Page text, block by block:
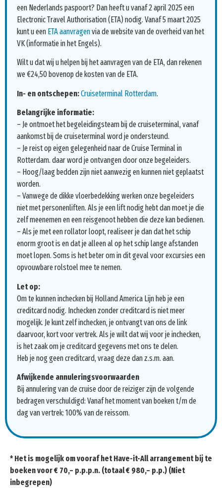
een Nederlands paspoort? Dan heeft u vanaf 2 april 2025 een
Electronic Travel Authorisation (ETA) nodig. Vanaf 5 maart 2025
kunt u een ETA aanvragenvia de website van de overheid van het
VK (informatie in het Engels).
Wilt u dat wij u helpen bij het aanvragen van de ETA, dan rekenen
we €24,50 bovenop de kosten van de ETA.
In- en ontschepen:Cruiseterminal Rotterdam.
Belangrijke informatie:
– Je ontmoet het begeleidingsteam bij de cruiseterminal, vanaf
aankomst bij de cruiseterminal word je ondersteund.
– Je reist op eigen gelegenheid naar de Cruise Terminal in
Rotterdam. daar word je ontvangen door onze begeleiders.
– Hoog/laag bedden zijn niet aanwezig en kunnen niet geplaatst
worden.
– Vanwege de dikke vloerbedekking werken onze begeleiders
niet met personenliften. Als je een lift nodig hebt dan moet je die
zelf meenemen en een reisgenoot hebben die deze kan bedienen.
– Als je met een rollator loopt, realiseer je dan dat het schip
enorm groot is en dat je alleen al op het schip lange afstanden
moet lopen. Soms is het beter om in dit geval voor excursies een
opvouwbare rolstoel mee te nemen.
Let op:
Om te kunnen inchecken bij Holland America Lijn heb je een
creditcard nodig. Inchecken zonder creditcard is niet meer
mogelijk. Je kunt zelf inchecken, je ontvangt van ons de link
daarvoor, kort voor vertrek. Als je wilt dat wij voor je inchecken,
is het zaak om je creditcard gegevens met ons te delen.
Heb je nog geen creditcard, vraag deze dan z.s.m. aan.
Afwijkende annuleringsvoorwaarden
Bij annulering van de cruise door de reiziger zijn de volgende
bedragen verschuldigd: Vanaf het moment van boeken t/m de
dag van vertrek: 100% van de reissom.
* Het is mogelijk om vooraf het Have-it-All arrangement bij te
boeken voor € 70,– p.p.p.n. (totaal € 980,– p.p.) (Niet
inbegrepen)